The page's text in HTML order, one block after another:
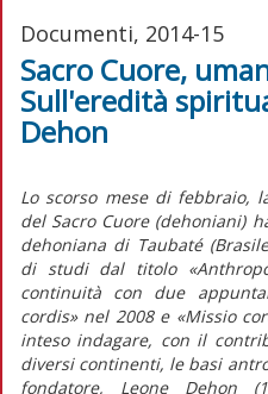
Documenti, 2014-15
Sacro Cuore,
Sull'eredità
Dehon
Lo scorso mese di febbraio,
del Sacro Cuore (dehoniani)
dehoniana di Taubaté
di studi dal titolo
continuità con due
cordis» nel 2008 e «Missio
inteso indagare, con il
diversi continenti, le basi
fondatore, Leone Dehon